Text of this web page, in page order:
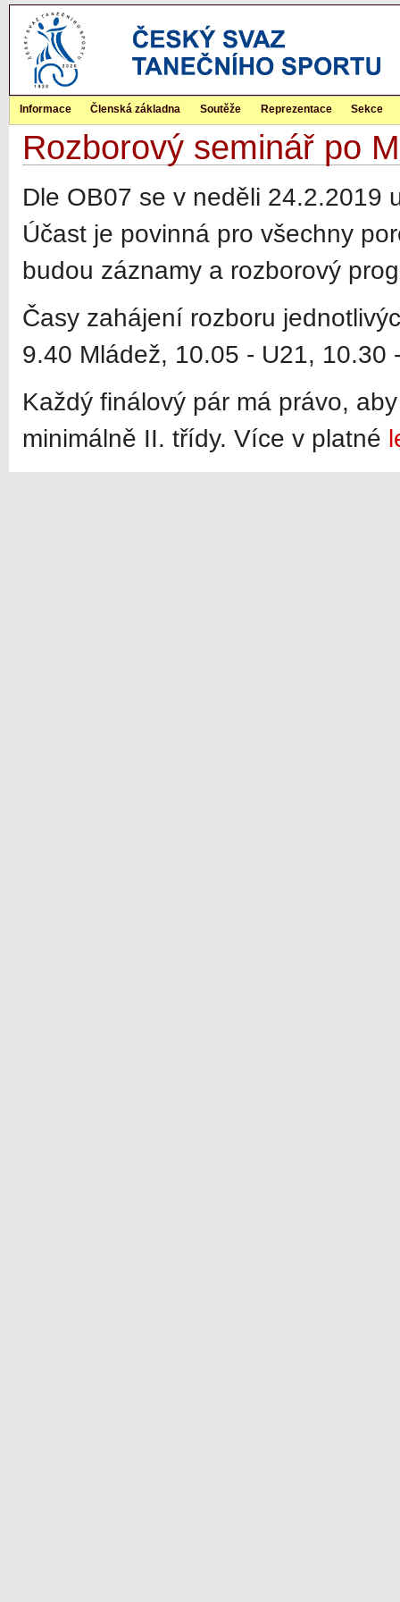
Informace Členská základna Soutěže Reprezentace Sekce
Rozborový seminář po
Dle OB07 se v neděli 24.2.2019
Účast je povinná pro všechny
budou záznamy a rozborový
Časy zahájení rozboru
9.40 Mládež, 10.05 - U21, 10.30
Každý finálový pár má právo,
minimálně II. třídy. Více v platné